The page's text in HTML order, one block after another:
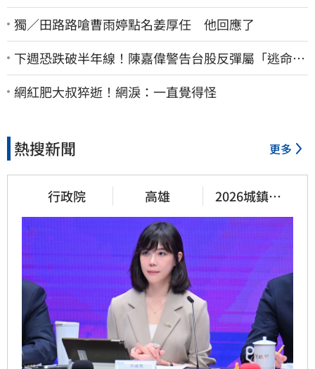
獨／田路路嗆曹雨婷點名姜厚任 他回應了
下週恐跌破半年線！陳嘉偉警告台股反彈屬「逃命
波」：空頭大屠殺剛開始
網紅肥大叔猝逝！網淚：一直覺得怪
熱搜新聞 更多
行政院 高雄
2026城鎮韌
性演習